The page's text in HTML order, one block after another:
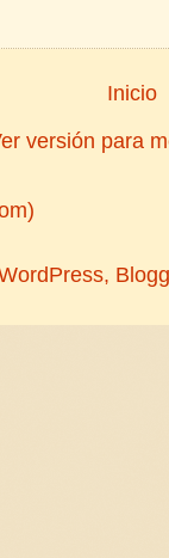
Inicio
versión para